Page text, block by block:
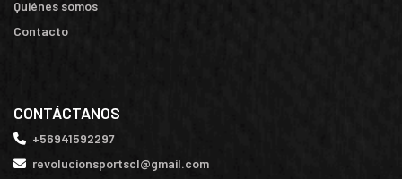
Quiénes somos
Contacto
CONTÁCTANOS
+56941592297
revolucionsportscl@gmail.com